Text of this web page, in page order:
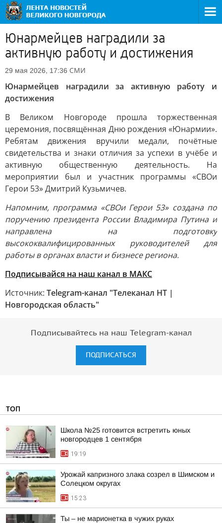
Юнармейцев наградили за
активную работу и достижения
29 мая 2026, 17:36 СМИ
Юнармейцев наградили за активную работу и
достижения
В Великом Новгороде прошла торжественная
церемония, посвящённая Дню рождения «Юнармии».
Ребятам движения вручили медали, почётные
свидетельства и знаки отличия за успехи в учёбе и
активную общественную деятельность. На
мероприятии был и участник программы «СВОи
Герои 53» Дмитрий Кузьмичев.
Напомним, программа «СВОи Герои 53» создана по
поручению президента России Владимира Путина и
направлена на подготовку
высококвалифицированных руководителей для
работы в органах власти и бизнесе региона.
Подписывайся на наш канал в МАКС
Источник: Telegram-канал "Телеканал НТ |
Новгородская область"
Подписывайтесь на наш Telegram-канал
ПОДПИСАТЬСЯ
ТОП
Школа №25 готовится встретить юных
новгородцев 1 сентября
19:19
Урожай капризного злака созрел в Шимском и
Солецком округах
15:23
Ты – не марионетка в чужих руках